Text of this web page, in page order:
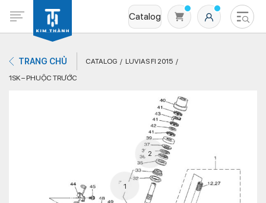
Catalog
Không có sản phẩm nào trong giỏ hàng
TRANG CHỦ CATALOG
LUVIAS FI 2015
1SK – PHUỘC TRƯỚC
1
2